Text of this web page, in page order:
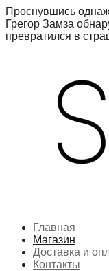
Перейти
к
содержимому
Проснувшись
Грегор Замза
превратился в
Главная
Магазин
Доставка и
Контакты